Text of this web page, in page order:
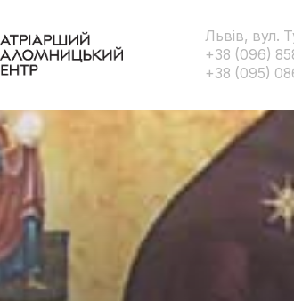
Львів, вул.
+38 (096)
+38 (095)